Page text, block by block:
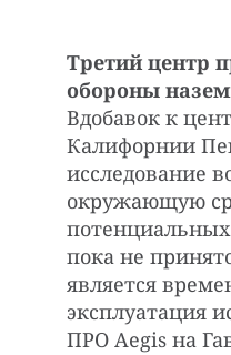
Третий центр
обороны
Вдобавок к
Калифорнии
исследование
окружающую
пока не
является
эксплуатация
ПРО Aegis на